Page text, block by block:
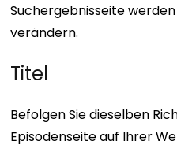
Suchergebnisseite
verändern.
Titel
Befolgen Sie dieselben
Episodenseite auf Ihrer